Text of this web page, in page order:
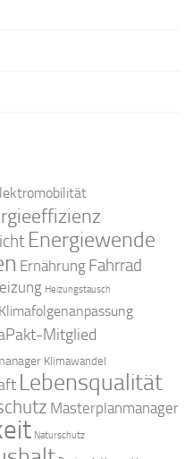
Energiewende
Ernährung Fahrrad
Heizungstausch
Klimafolgenanpassung
Mitglied
Klimawandel
Lebensqualität
Masterplanmanager
Naturschutz